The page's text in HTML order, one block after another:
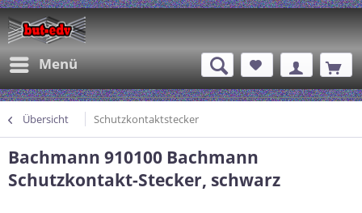
Menü
Übersicht Schutzkontaktstecker
Bachmann 910100 Bachmann
Schutzkontakt-Stecker, schwarz